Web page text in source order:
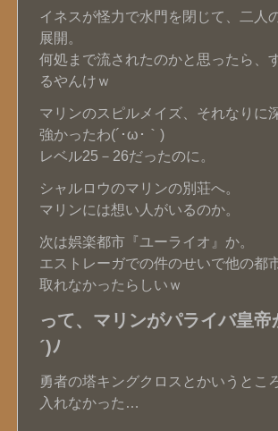
イネスが怪力で水門を閉じて、二人
展開。
何処まで流されたのかと思ったら、
るやんけｗ
マリンのスピルメイズ、それなりに
強かったわ(´･ω･｀)
レベル25－26だったのに。
シャルロウのマリンの別荘へ。
マリンには想い人がいるのか。
次は娯楽都市『ユーライオ』か。
エストレーガでの件のせいで他の都
取れなかったらしいｗ
って、マリンがパライバ皇
´)ﾉ
勇者の塔キングクロスとかいうとこ
入れなかった…